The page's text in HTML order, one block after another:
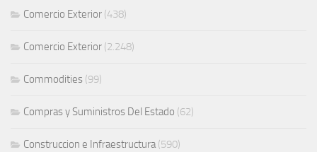
Comercio Exterior (438)
Comercio Exterior (2.248)
Commodities (99)
Compras y Suministros Del Estado (62)
Construccion e Infraestructura(590)